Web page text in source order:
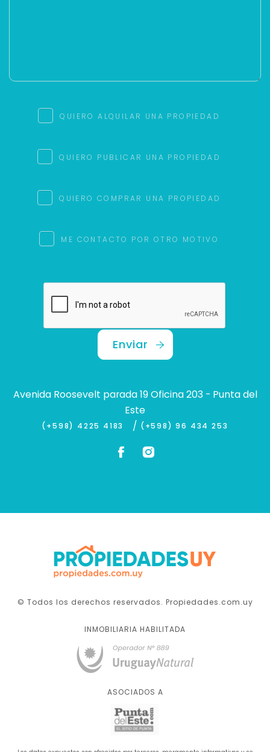
QUIERO ALQUILAR UNA PROPIEDAD
QUIERO PUBLICAR UNA PROPIEDAD
QUIERO COMPRAR UNA PROPIEDAD
ME CONTACTO POR OTRO MOTIVO
Enviar
Avenida Roosevelt parada 19 Oficina 203 - Punta del
Este
(+598) 4225 4183 / (+598) 96 434 253
© Todos los derechos reservados. Propiedades.com.uy
INMOBILIARIA HABILITADA
ASOCIADOS A